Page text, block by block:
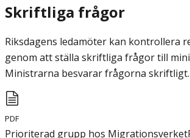
Skriftliga frågor
Riksdagens ledamöter kan kontrollera
genom att ställa skriftliga frågor till
Ministrarna besvarar frågorna skriftligt.
PDF
Prioriterad grupp hos Migrationsverket